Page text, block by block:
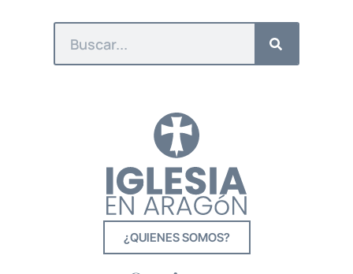
¿QUIENES SOMOS?